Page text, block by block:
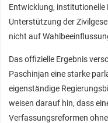
Entwicklung, institutionelle
Unterstützung der
nicht auf
Das offizielle Ergebnis
Paschinjan eine starke
eigenständige
weisen darauf hin, dass
Verfassungsreformen